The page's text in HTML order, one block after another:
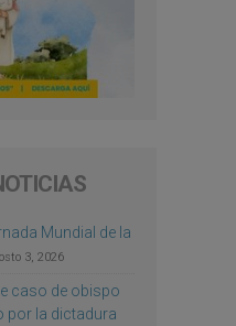
Mundial de la
3, 2026
caso de obispo
por la dictadura